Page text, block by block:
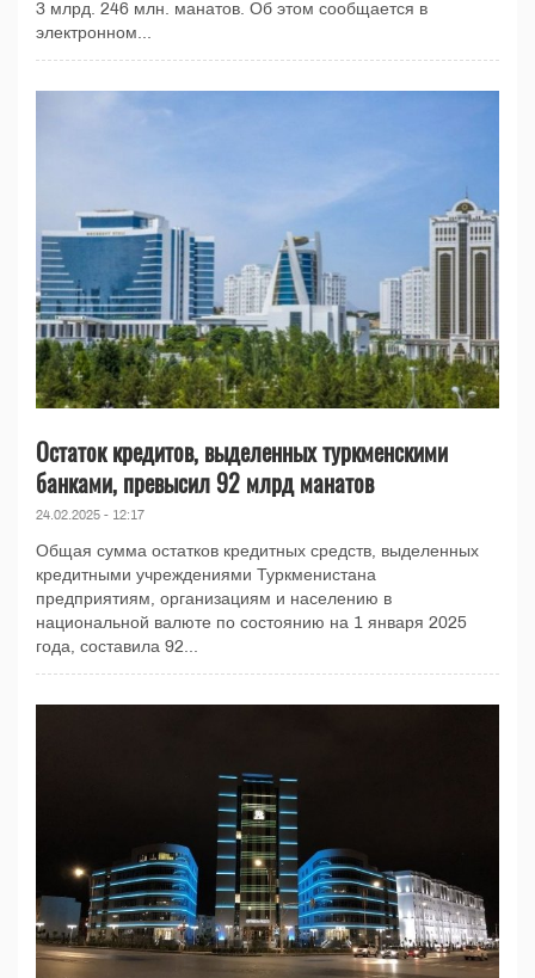
3 млрд. 246 млн. манатов. Об этом сообщается в
электронном...
Остаток кредитов, выделенных туркменскими
банками, превысил 92 млрд манатов
24.02.2025 - 12:17
Общая сумма остатков кредитных средств, выделенных
кредитными учреждениями Туркменистана
предприятиям, организациям и населению в
национальной валюте по состоянию на 1 января 2025
года, составила 92...